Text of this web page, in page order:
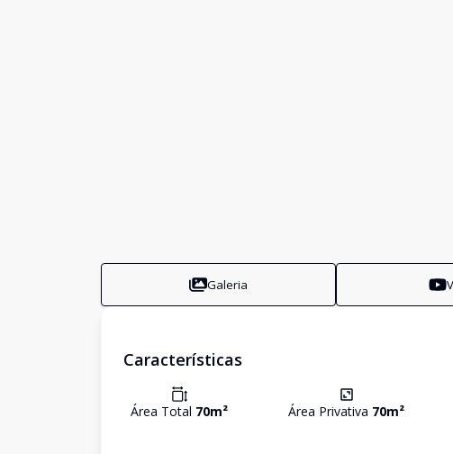
Galeria
Características
Área Total 70m² Área Privativa 70m²